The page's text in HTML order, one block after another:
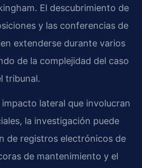
El descubrimiento de
y las conferencias de
extenderse durante varios
de la complejidad del caso
tribunal.
lateral que involucran
la investigación puede
de registros electrónicos de
de mantenimiento y el